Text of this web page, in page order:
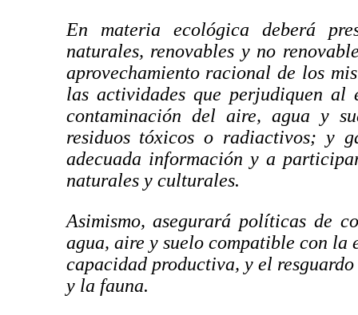
En materia ecológica deberá
naturales, renovables y no
aprovechamiento racional de los
las actividades que perjudiquen al
contaminación del aire, agua y
residuos tóxicos o radiactivos; y
adecuada información y a
naturales y culturales.
Asimismo, asegurará políticas de
agua, aire y suelo compatible con la
capacidad productiva, y el
y la fauna.